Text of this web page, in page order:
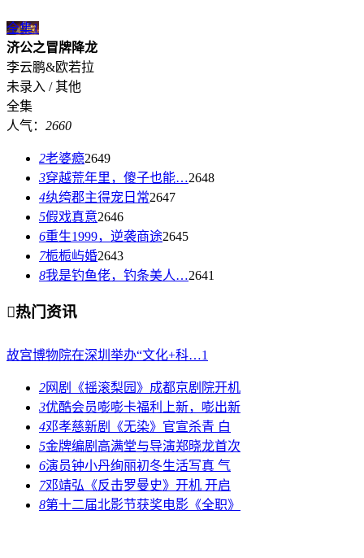
全集1
济公之冒牌降龙
李云鹏&欧若拉
未录入 / 其他
全集
人气： 2660
2老婆瘾2649
3穿越荒年里，傻子也能…2648
4纨绔郡主得宠日常2647
5假戏真意2646
6重生1999，逆袭商途2645
7栀栀屿婚2643
8我是钓鱼佬，钓条美人…2641
热门资讯
故宫博物院在深圳举办“文化+科…1
2网剧《摇滚梨园》成都京剧院开机
3优酷会员嘭嘭卡福利上新，嘭出新
4邓孝慈新剧《无染》官宣杀青 白
5金牌编剧高满堂与导演郑晓龙首次
6演员钟小丹绚丽初冬生活写真 气
7邓靖弘《反击罗曼史》开机 开启
8第十二届北影节获奖电影《全职》